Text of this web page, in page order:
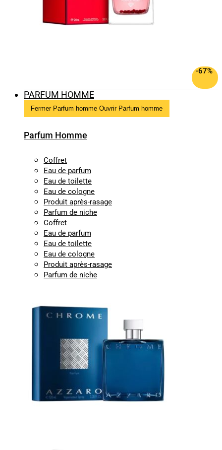
-67%
PARFUM HOMME
Fermer Parfum homme Ouvrir Parfum homme
Parfum Homme
Coffret
Eau de parfum
Eau de toilette
Eau de cologne
Produit après-rasage
Parfum de niche
Coffret
Eau de parfum
Eau de toilette
Eau de cologne
Produit après-rasage
Parfum de niche